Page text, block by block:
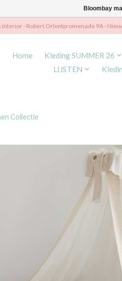
interior - Robert Orlentpromenade 9A -
Home Kleding SUMMER 26
LIJSTEN
Collectie
Bloombay